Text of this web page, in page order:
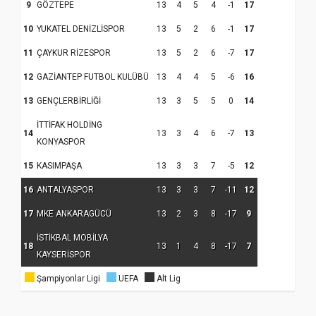
Samsun Atakum’da Ayasofya Camii
Etkinliği
Türkiye’de insanlar dinle bağlarını
koparıyor mu?
9 GÖZTEPE 13 4 5 4 -1 17
10 YUKATEL DENİZLİSPOR 13 5 2 6 -1 17
11 ÇAYKUR RİZESPOR 13 5 2 6 -7 17
12 GAZİANTEP FUTBOL KULÜBÜ 13 4 4 5 -6 16
13 GENÇLERBİRLİĞİ 13 3 5 5 0 14
14
İTTİFAK HOLDİNG
KONYASPOR
13 3 4 6 -7 13
15 KASIMPAŞA 13 3 3 7 -5 12
16 ANTALYASPOR 13 3 3 7 -11 12
17 MKE ANKARAGÜCÜ 13 2 3 8 -17 9
18
İSTİKBAL MOBİLYA
KAYSERİSPOR
13 1 4 8 -17 7
Şampiyonlar Ligi UEFA Alt Lig